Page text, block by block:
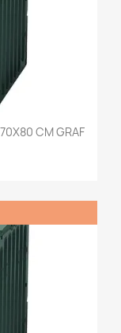
CM GRAF